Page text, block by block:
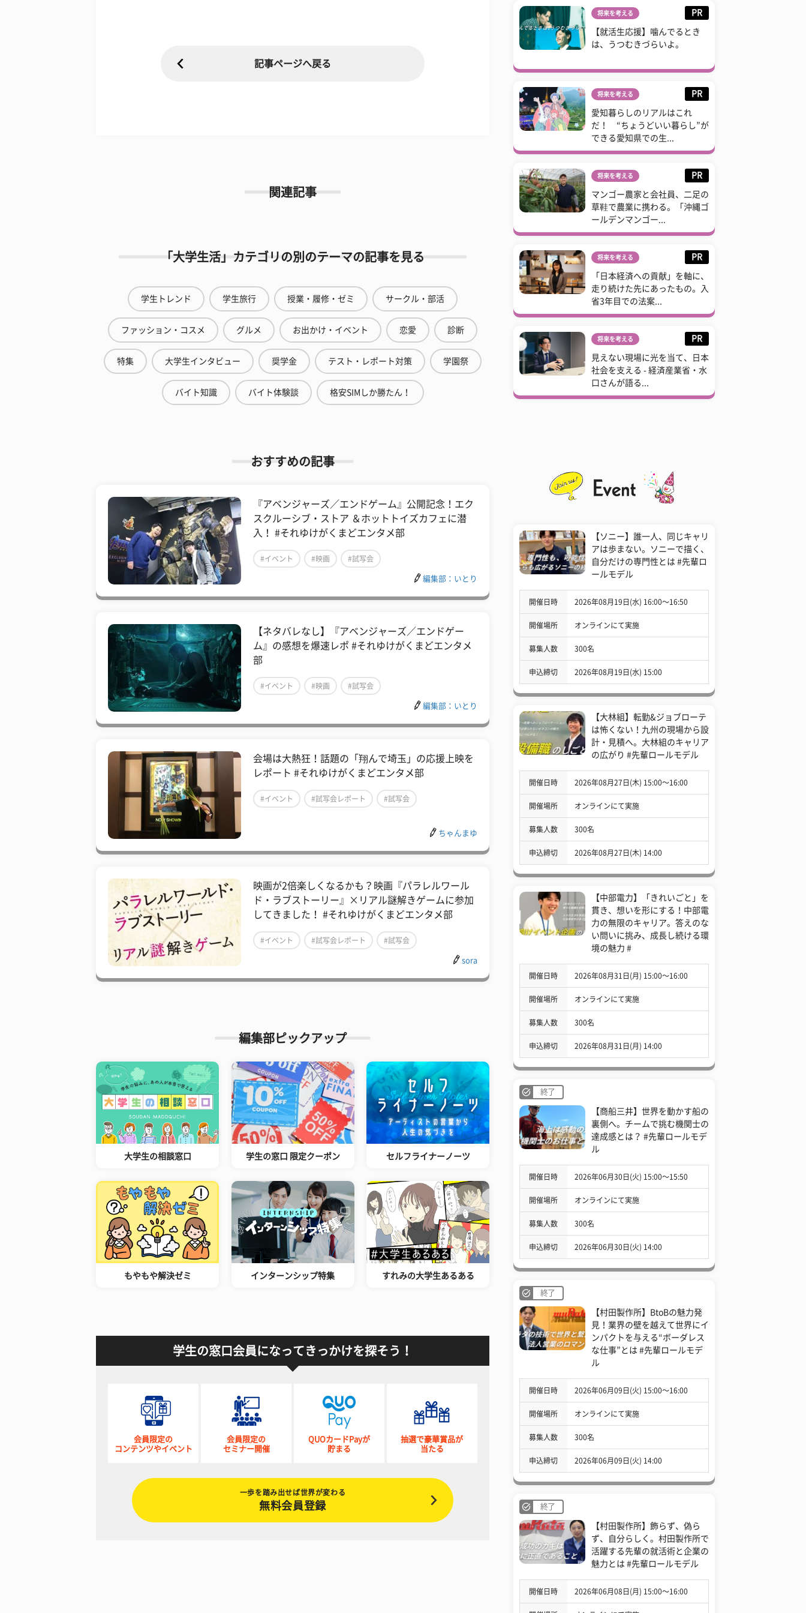
記事ページへ戻る
関連記事
「大学生活」カテゴリの別のテーマの記事を見る
学生トレンド 学生旅行 授業・履修・ゼミ サークル・部活
ファッション・コスメ グルメ お出かけ・イベント 恋愛 診断
特集 大学生インタビュー 奨学金 テスト・レポート対策 学園祭
バイト知識 バイト体験談 格安SIMしか勝たん！
おすすめの記事
『アベンジャーズ／エンドゲーム』公開記念！エク
スクルーシブ・ストア ＆ホットトイズカフェに潜
入！ #それゆけがくまどエンタメ部
#イベント #映画 #試写会
編集部：いとり
【ネタバレなし】『アベンジャーズ／エンドゲー
ム』の感想を爆速レポ #それゆけがくまどエンタメ
部
#イベント #映画 #試写会
編集部：いとり
会場は大熱狂！話題の「翔んで埼玉」の応援上映を
レポート #それゆけがくまどエンタメ部
#イベント #試写会レポート #試写会
ちゃんまゆ
映画が2倍楽しくなるかも？映画『パラレルワール
ド・ラブストーリー』×リアル謎解きゲームに参加
してきました！ #それゆけがくまどエンタメ部
#イベント #試写会レポート #試写会
sora
編集部ピックアップ
大学生の相談窓口 学生の窓口 限定クーポン セルフライナーノーツ
もやもや解決ゼミ インターンシップ特集 すれみの大学生あるある
学生の窓口会員になってきっかけを探そう！
会員限定の
コンテンツやイベント
会員限定の
セミナー開催
QUOカードPayが
貯まる
抽選で豪華賞品が
当たる
一歩を踏み出せば世界が変わる
無料会員登録
将来を考える PR
【就活生応援】噛んでるとき
は、うつむきづらいよ。
将来を考える PR
愛知暮らしのリアルはこれ
だ！ “ちょうどいい暮らし”が
できる愛知県での生...
将来を考える PR
マンゴー農家と会社員、二足の
草鞋で農業に携わる。「沖縄ゴ
ールデンマンゴー...
将来を考える PR
「日本経済への貢献」を軸に、
走り続けた先にあったもの。入
省3年目での法案...
将来を考える PR
見えない現場に光を当て、日本
社会を支える - 経済産業省・水
口さんが語る...
【ソニー】誰一人、同じキャリ
アは歩まない。ソニーで描く、
自分だけの専門性とは #先輩ロ
ールモデル
開催日時 2026年08月19日(水) 16:00〜16:50
開催場所 オンラインにて実施
募集人数 300名
申込締切 2026年08月19日(水) 15:00
【大林組】転勤&ジョブローテ
は怖くない！九州の現場から設
計・見積へ。大林組のキャリア
の広がり #先輩ロールモデル
開催日時 2026年08月27日(木) 15:00〜16:00
開催場所 オンラインにて実施
募集人数 300名
申込締切 2026年08月27日(木) 14:00
【中部電力】「きれいごと」を
貫き、想いを形にする！中部電
力の無限のキャリア。答えのな
い問いに挑み、成長し続ける環
境の魅力 #
開催日時 2026年08月31日(月) 15:00〜16:00
開催場所 オンラインにて実施
募集人数 300名
申込締切 2026年08月31日(月) 14:00
終了
【商船三井】世界を動かす船の
裏側へ。チームで挑む機関士の
達成感とは？ #先輩ロールモデ
ル
開催日時 2026年06月30日(火) 15:00〜15:50
開催場所 オンラインにて実施
募集人数 300名
申込締切 2026年06月30日(火) 14:00
終了
【村田製作所】BtoBの魅力発
見！業界の壁を越えて世界にイ
ンパクトを与える“ボーダレス
な仕事”とは #先輩ロールモデ
ル
開催日時 2026年06月09日(火) 15:00〜16:00
開催場所 オンラインにて実施
募集人数 300名
申込締切 2026年06月09日(火) 14:00
終了
【村田製作所】飾らず、偽ら
ず、自分らしく。村田製作所で
活躍する先輩の就活術と企業の
魅力とは #先輩ロールモデル
開催日時 2026年06月08日(月) 15:00〜16:00